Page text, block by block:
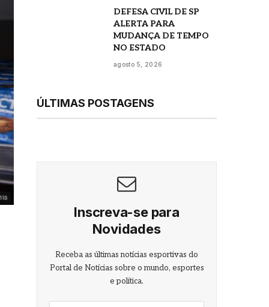
DEFESA CIVIL DE SP
ALERTA PARA
MUDANÇA DE TEMPO
NO ESTADO
agosto 5, 2026
ÚLTIMAS POSTAGENS
Inscreva-se para
Novidades
Receba as últimas notícias esportivas do
Portal de Notícias sobre o mundo, esportes
e política.